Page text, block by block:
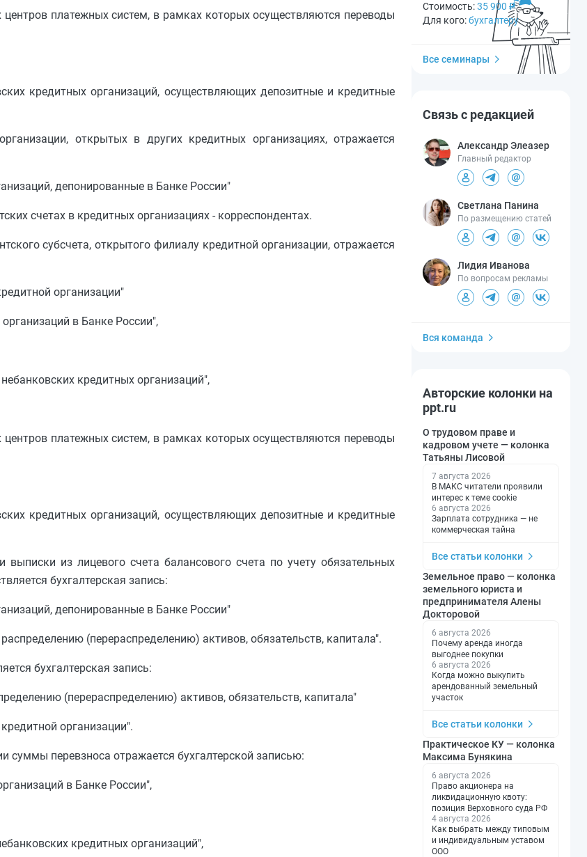
центров платежных систем, в рамках которых осуществляются переводы
кредитных организаций, осуществляющих депозитные и кредитные
открытых в других кредитных организациях, отражается
депонированные в Банке России"
счетах в кредитных организациях - корреспондентах.
субсчета, открытого филиалу кредитной организации, отражается
организации"
в Банке России",
кредитных организаций",
центров платежных систем, в рамках которых осуществляются переводы
кредитных организаций, осуществляющих депозитные и кредитные
из лицевого счета балансового счета по учету обязательных
бухгалтерская запись:
депонированные в Банке России"
(перераспределению) активов, обязательств, капитала".
бухгалтерская запись:
(перераспределению) активов, обязательств, капитала"
организации".
перевзноса отражается бухгалтерской записью:
в Банке России",
кредитных организаций",
Стоимость:35 900 ₽
Для кого:бухгалтеру
Все семинары
Связь с редакцией
Александр Элеазер
Главный редактор
Светлана Панина
По размещению статей
Лидия Иванова
По вопросам рекламы
Вся команда
Авторские колонки на
ppt.ru
О трудовом праве и
кадровом учете — колонка
Татьяны Лисовой
7 августа 2026
В МАКС читатели проявили
интерес к теме cookie
6 августа 2026
Зарплата сотрудника — не
коммерческая тайна
Все статьи колонки
Земельное право — колонка
земельного юриста и
предпринимателя Алены
Докторовой
6 августа 2026
Почему аренда иногда
выгоднее покупки
6 августа 2026
Когда можно выкупить
арендованный земельный
участок
Все статьи колонки
Практическое КУ — колонка
Максима Бунякина
6 августа 2026
Право акционера на
ликвидационную квоту:
позиция Верховного суда РФ
4 августа 2026
Как выбрать между типовым
и индивидуальным уставом
ООО